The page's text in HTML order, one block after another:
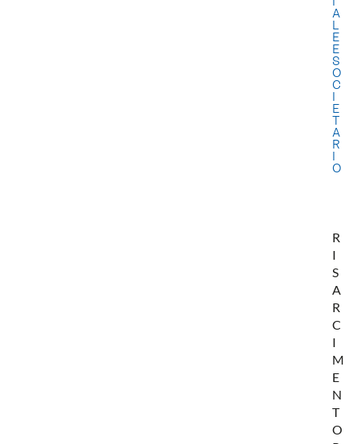
A
L
E
E
S
O
C
I
E
T
A
R
I
O
R
I
S
A
R
C
I
M
E
N
T
O